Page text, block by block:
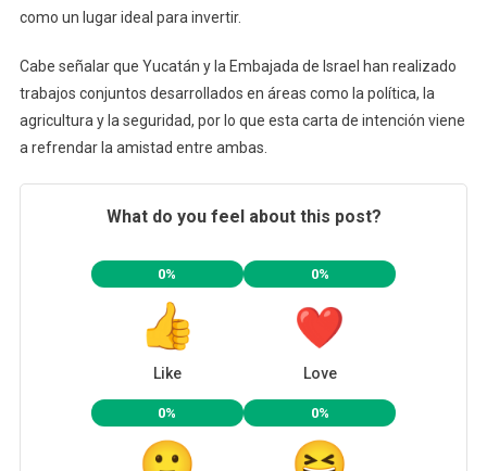
como un lugar ideal para invertir.
Cabe señalar que Yucatán y la Embajada de Israel han realizado
trabajos conjuntos desarrollados en áreas como la política, la
agricultura y la seguridad, por lo que esta carta de intención viene
a refrendar la amistad entre ambas.
What do you feel about this post?
0%
Like
0%
Love
0% 0%